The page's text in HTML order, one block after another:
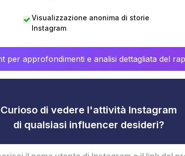
Visualizzazione anonima di storie
Instagram
per approfondimenti e analisi dettagliata del
Curioso di vedere l'attività Instagram
di qualsiasi influencer desideri?